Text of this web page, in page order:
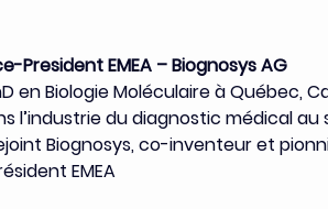
President EMEA – Biognosys AG
en Biologie Moléculaire à Québec,
l’industrie du diagnostic médical
Biognosys, co-inventeur et
EMEA